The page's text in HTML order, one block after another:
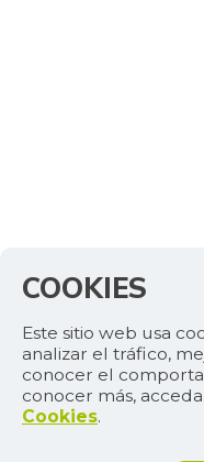
COOKIES
Este sitio web usa
analizar el tráfico,
conocer el
conocer más,
Cookies.